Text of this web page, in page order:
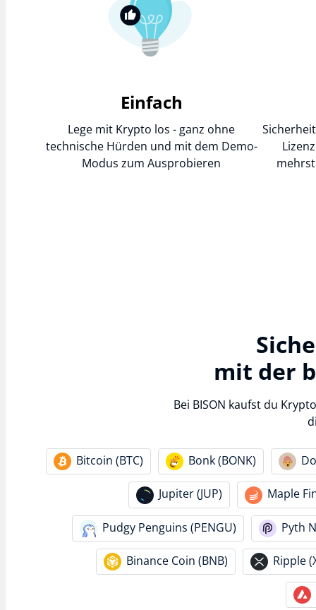
Einfach
Lege mit Krypto los - ganz ohne
technische Hürden und mit dem Demo-
Modus zum Ausprobieren
mit der
Bei BISON kaufst du
Bitcoin (BTC) Bonk (BONK)
Jupiter (JUP) Maple
Pudgy Penguins (PENGU) Pyth
Binance Coin (BNB) Ripple